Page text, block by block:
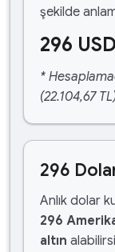
şekilde
296
*
(22.104,67
296
Anlık dolar
296
altın